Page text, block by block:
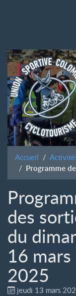
Accueil
Programme
des
du
16 mars
2025
jeudi 13 mars